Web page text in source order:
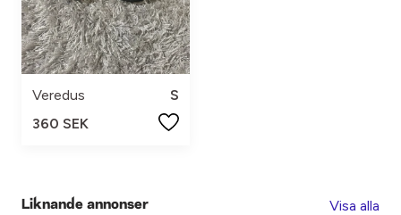
Veredus
S
360 SEK
Liknande annonser Visa alla